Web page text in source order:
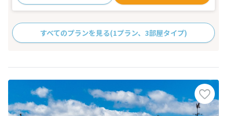
すべてのプランを見る(1プラン、3部屋タイプ)